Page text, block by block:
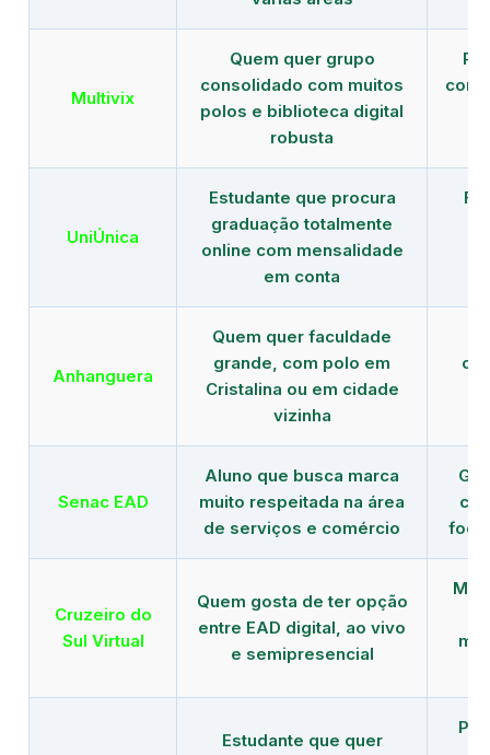
Multivix
Quem quer grupo
consolidado com muitos
polos e biblioteca digital
robusta
com
UniÚnica
Estudante que procura
graduação totalmente
online com mensalidade
em conta
Anhanguera
Quem quer faculdade
grande, com polo em
Cristalina ou em cidade
vizinha
Senac EAD
Aluno que busca marca
muito respeitada na área
de serviços e comércio
foco
Cruzeiro do
Sul Virtual
Quem gosta de ter opção
entre EAD digital, ao vivo
e semipresencial
Estudante que quer